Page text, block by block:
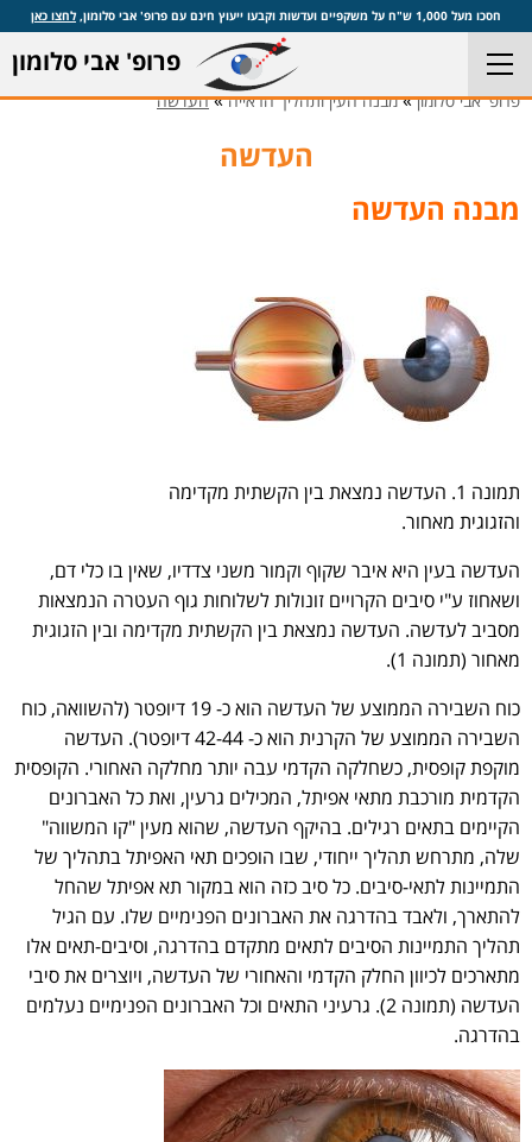
חסכו מעל 1,000 ש"ח על משקפיים ועדשות וקבעו ייעוץ חינם עם פרופ' אבי סלומון, לחצו כאן
פרופ' אבי סלומון
פרופ' אבי סלומון»מבנה העין ותהליך הראייה»העדשה
העדשה
מבנה העדשה
תמונה 1. העדשה נמצאת בין הקשתית מקדימה
והזגוגית מאחור.
העדשה בעין היא איבר שקוף וקמור משני צדדיו, שאין בו כלי דם,
ושאחוז ע"י סיבים הקרויים זונולות לשלוחות גוף העטרה הנמצאות
מסביב לעדשה. העדשה נמצאת בין הקשתית מקדימה ובין הזגוגית
מאחור (תמונה 1).
כוח השבירה הממוצע של העדשה הוא כ- 19 דיופטר (להשוואה, כוח
השבירה הממוצע של הקרנית הוא כ- 42-44 דיופטר). העדשה
מוקפת קופסית, כשחלקה הקדמי עבה יותר מחלקה האחורי. הקופסית
הקדמית מורכבת מתאי אפיתל, המכילים גרעין, ואת כל האברונים
הקיימים בתאים רגילים. בהיקף העדשה, שהוא מעין "קו המשווה"
שלה, מתרחש תהליך ייחודי, שבו הופכים תאי האפיתל בתהליך של
התמיינות לתאי-סיבים. כל סיב כזה הוא במקור תא אפיתל שהחל
להתארך, ולאבד בהדרגה את האברונים הפנימיים שלו. עם הגיל
תהליך התמיינות הסיבים לתאים מתקדם בהדרגה, וסיבים-תאים אלו
מתארכים לכיוון החלק הקדמי והאחורי של העדשה, ויוצרים את סיבי
העדשה (תמונה 2). גרעיני התאים וכל האברונים הפנימיים נעלמים
בהדרגה.